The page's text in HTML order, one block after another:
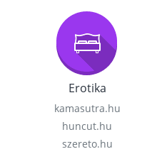
Erotika
kamasutra.hu
huncut.hu
szereto.hu